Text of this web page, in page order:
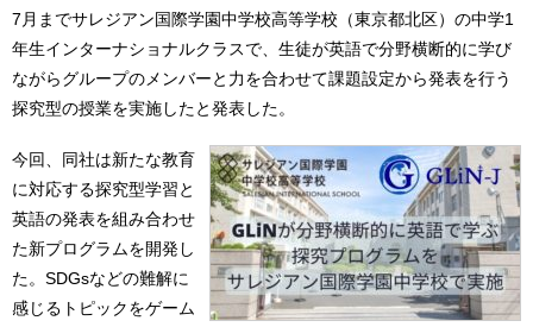
7月までサレジアン国際学園中学校高等学校（東京都北区）の中学1
年生インターナショナルクラスで、生徒が英語で分野横断的に学び
ながらグループのメンバーと力を合わせて課題設定から発表を行う
探究型の授業を実施したと発表した。
今回、同社は新たな教育
に対応する探究型学習と
英語の発表を組み合わせ
た新プログラムを開発し
た。SDGsなどの難解に
感じるトピックをゲーム